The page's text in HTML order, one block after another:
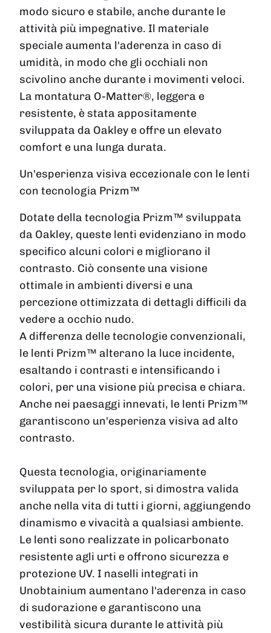
modo sicuro e stabile, anche durante le
attività più impegnative. Il materiale
speciale aumenta l'aderenza in caso di
umidità, in modo che gli occhiali non
scivolino anche durante i movimenti veloci.
La montatura O-Matter®, leggera e
resistente, è stata appositamente
sviluppata da Oakley e offre un elevato
comfort e una lunga durata.
Un'esperienza visiva eccezionale con le lenti
con tecnologia Prizm™
Dotate della tecnologia Prizm™ sviluppata
da Oakley, queste lenti evidenziano in modo
specifico alcuni colori e migliorano il
contrasto. Ciò consente una visione
ottimale in ambienti diversi e una
percezione ottimizzata di dettagli difficili da
vedere a occhio nudo.
A differenza delle tecnologie convenzionali,
le lenti Prizm™ alterano la luce incidente,
esaltando i contrasti e intensificando i
colori, per una visione più precisa e chiara.
Anche nei paesaggi innevati, le lenti Prizm™
garantiscono un'esperienza visiva ad alto
contrasto.
Questa tecnologia, originariamente
sviluppata per lo sport, si dimostra valida
anche nella vita di tutti i giorni, aggiungendo
dinamismo e vivacità a qualsiasi ambiente.
Le lenti sono realizzate in policarbonato
resistente agli urti e offrono sicurezza e
protezione UV. I naselli integrati in
Unobtainium aumentano l'aderenza in caso
di sudorazione e garantiscono una
vestibilità sicura durante le attività più